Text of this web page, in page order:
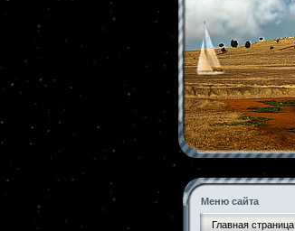
Меню сайта
Главная страница